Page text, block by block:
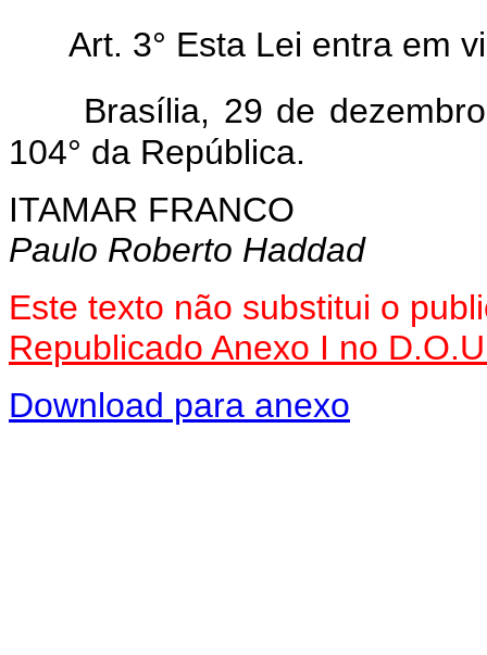
Art. 3° Esta Lei entra em
Brasília, 29 de
104° da República.
ITAMAR FRANCO
Paulo Roberto Haddad
Este texto não substitui o
Republicado Anexo I no
Download para anexo